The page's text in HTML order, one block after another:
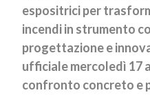
espositrici per
incendi in strumento
progettazione e
ufficiale mercoledì 17
confronto concreto e